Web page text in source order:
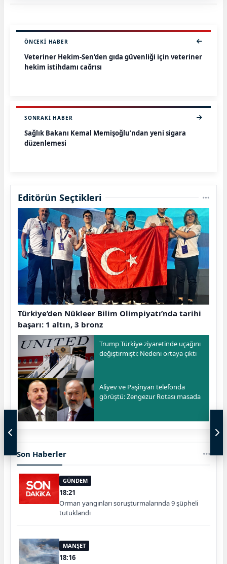
ÖNCEKI HABER
Veteriner Hekim-Sen'den gıda güvenliği için veteriner
hekim istihdamı çağrısı
SONRAKI HABER
Sağlık Bakanı Kemal Memişoğlu’ndan yeni sigara
düzenlemesi
Editörün Seçtikleri
Türkiye’den Nükleer Bilim Olimpiyatı’nda tarihi
başarı: 1 altın, 3 bronz
Trump Türkiye ziyaretinde uçağını
değiştirmişti: Nedeni ortaya çıktı
Aliyev ve Paşinyan telefonda
görüştü: Zengezur Rotası masada
Son Haberler
GÜNDEM
18:21
Orman yangınları soruşturmalarında 9 şüpheli
tutuklandı
MANŞET
18:16